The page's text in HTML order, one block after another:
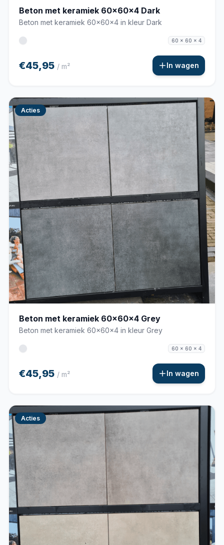
Beton met keramiek 60x60x4 Dark
Beton met keramiek 60x60x4 in kleur Dark
60 x 60 x 4
€45,95 / m² In wagen
Acties
Beton met keramiek 60x60x4 Grey
Beton met keramiek 60x60x4 in kleur Grey
60 x 60 x 4
€45,95 / m² In wagen
Acties